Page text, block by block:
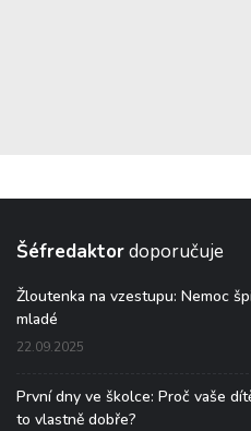
Šéfredaktordoporučuje
Žloutenka na vzestupu: Nemoc
mladé
22.09.2025
První dny ve školce: Proč vaše
to vlastně dobře?